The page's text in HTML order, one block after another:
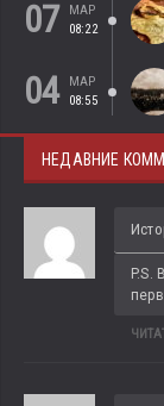
07
МАР
08:22
04
МАР
08:55
НЕДАВНИЕ